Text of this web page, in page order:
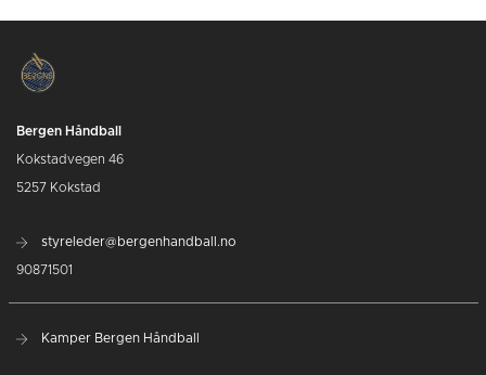
Bergen Håndball
Kokstadvegen 46
5257 Kokstad
styreleder@bergenhandball.no
90871501
Kamper Bergen Håndball